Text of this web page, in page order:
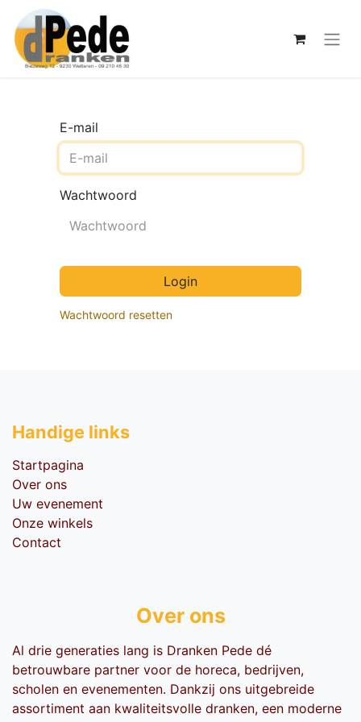
E-mail
Wachtwoord
Login
Wachtwoord resetten
Handige li​nks
Startpagina
Over ons
Uw evenement
Onze winkels
Contact
Over ons
Al drie generaties lang is Dranken Pede dé
betrouwbare partner voor de horeca, bedrijven,
scholen en evenementen. Dankzij ons uitgebreide
assortiment aan kwaliteitsvolle dranken, een moderne